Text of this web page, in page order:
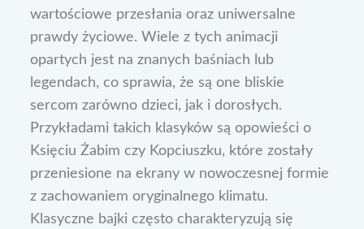
wartościowe przesłania oraz uniwersalne
prawdy życiowe. Wiele z tych animacji
opartych jest na znanych baśniach lub
legendach, co sprawia, że są one bliskie
sercom zarówno dzieci, jak i dorosłych.
Przykładami takich klasyków są opowieści o
Księciu Żabim czy Kopciuszku, które zostały
przeniesione na ekrany w nowoczesnej formie
z zachowaniem oryginalnego klimatu.
Klasyczne bajki często charakteryzują się